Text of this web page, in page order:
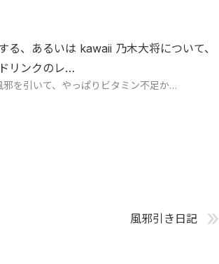
る、あるいは kawaii 乃木大将について、
リンクのレ…
を引いて、やっぱりビタミン不足か…
風邪引き日記 »